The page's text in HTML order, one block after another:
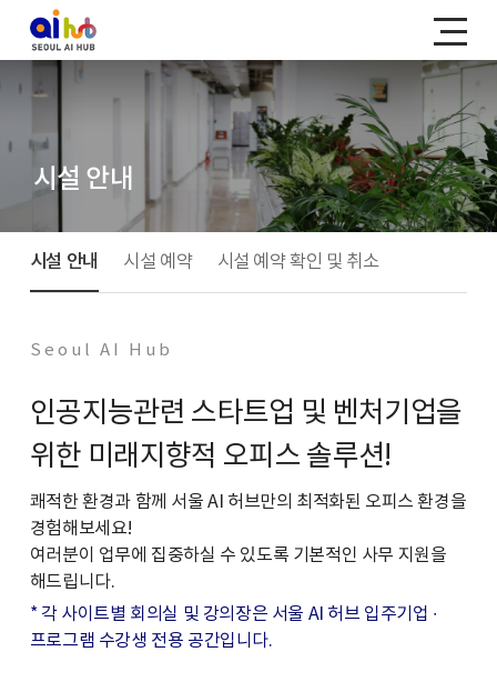
시설 안내
시설 안내 시설 예약 시설 예약 확인 및 취소
Seoul AI Hub
인공지능관련 스타트업 및 벤처기업을
위한 미래지향적 오피스 솔루션!
쾌적한 환경과 함께 서울 AI 허브만의 최적화된 오피스 환경을
경험해보세요!
여러분이 업무에 집중하실 수 있도록 기본적인 사무 지원을
해드립니다.
* 각 사이트별 회의실 및 강의장은 서울 AI 허브 입주기업 ∙
프로그램 수강생 전용 공간입니다.